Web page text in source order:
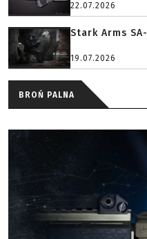
22.07.2026
Stark Arms
19.07.2026
BROŃ PALNA